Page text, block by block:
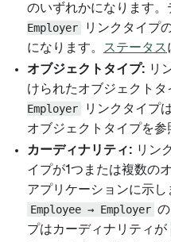
のいずれかになります。
Employer
リンクタイプ
になります。
ステータス
オブジェクトタイプ: リ
けられたオブジェクトタ
Employer
リンクタイプは
オブジェクトタイプを参
カーディナリティ: リン
イプが1つまたは複数の
アプリケーションに示
Employee → Employer
プはカーディナリティが